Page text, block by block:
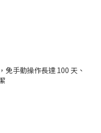
免手動操作長達 100 天、